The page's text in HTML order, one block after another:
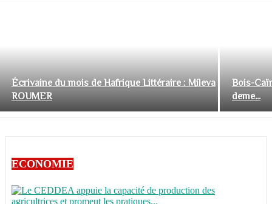
Écrivaine du mois de Hafrique Littéraire : Mileva
ROUMER
Bois-
deme...
ECONOMIE